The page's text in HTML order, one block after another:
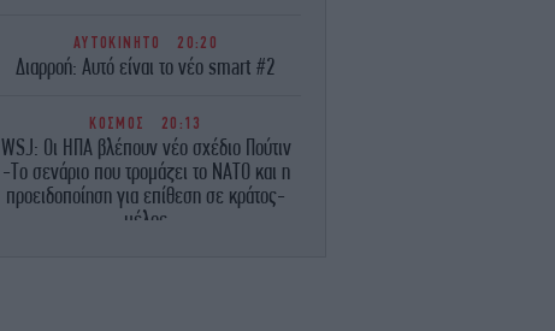
ΑΥΤΟΚΙΝΗΤΟ 20:20
Διαρροή: Αυτό είναι το νέο smart #2
ΚΟΣΜΟΣ 20:13
WSJ: Οι ΗΠΑ βλέπουν νέο σχέδιο Πούτιν
-Το σενάριο που τρομάζει το ΝΑΤΟ και η
προειδοποίηση για επίθεση σε κράτος-
μέλος